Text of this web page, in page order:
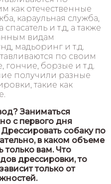
как отечественные
караульная служба,
и т.д, а также
видам
мадьоринг и т.д.
по своим
борзые и т.д.
получили разные
такие как
Заниматься
с первого дня
собаку по
в каком объеме
только вам. Что
дрессировки, то
только от